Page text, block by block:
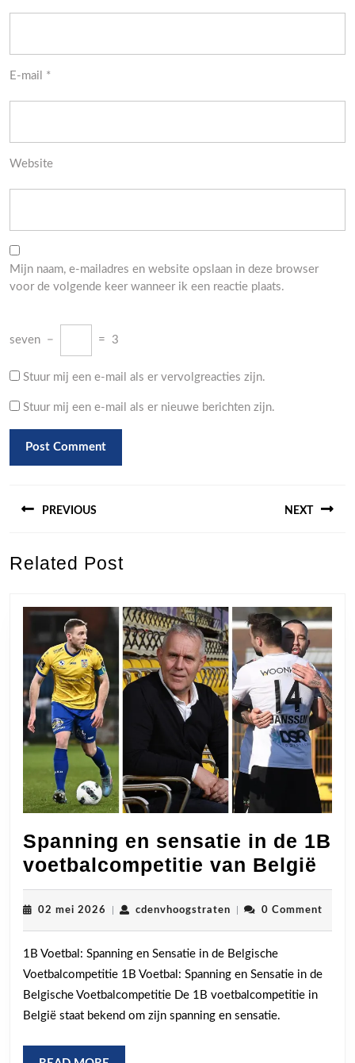
E-mail *
Website
Mijn naam, e-mailadres en website opslaan in deze browser
voor de volgende keer wanneer ik een reactie plaats.
seven − = 3
Stuur mij een e-mail als er vervolgreacties zijn.
Stuur mij een e-mail als er nieuwe berichten zijn.
PREVIOUS
post:
NEXT
Related Post
Spanning en sensatie in de 1B
voetbalcompetitie van België
en
in
1B
02 mei 2026 02
cdenvhoogstratencdenvhoogstraten
0 Comment
1B Voetbal: Spanning en Sensatie in de Belgische
Voetbalcompetitie 1B Voetbal: Spanning en Sensatie in de
Belgische Voetbalcompetitie De 1B voetbalcompetitie in
België staat bekend om zijn spanning en sensatie.